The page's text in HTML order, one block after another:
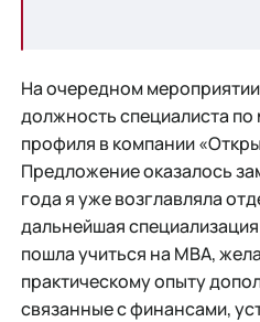
На очередном
должность специалиста
профиля в компании
Предложение оказалось
года я уже возглавляла
дальнейшая
пошла учиться на MBA,
практическому опыту
связанные с финансами,